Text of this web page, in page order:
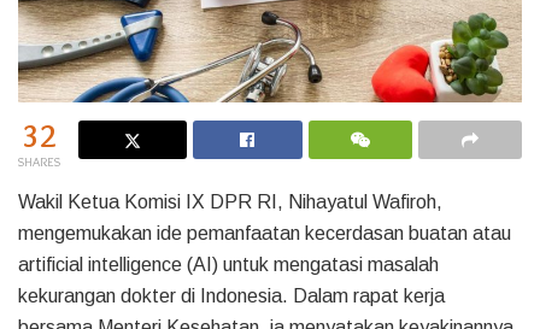
32
SHARES
Wakil Ketua Komisi IX DPR RI, Nihayatul Wafiroh,
mengemukakan ide pemanfaatan kecerdasan buatan atau
artificial intelligence (AI) untuk mengatasi masalah
kekurangan dokter di Indonesia. Dalam rapat kerja